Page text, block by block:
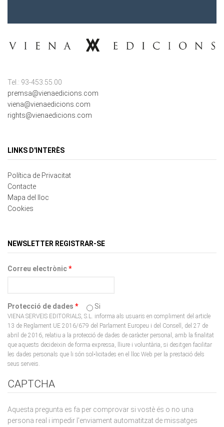
viena@vienaedicions.com
rights@vienaedicions.com
Política de Privacitat
Mapa del lloc
Cookies
Correu electrònic*
VIENA SERVEIS EDITORIALS, S.L. informa als usuaris en compliment del article
13 de Reglament UE 2016/679 del Parlament Europeu i del Consell, del 27 de
abril de 2016, relatiu a la protecció de dades de caràcter personal, amb la finalitat
que aquests decideixin de forma expressa, lliure i voluntària, si desitgen facilitar
les dades personals que li són sol•licitades en el lloc Web per la prestació dels
seus serveis.
CAPTCHA
Aquesta pregunta es fa per comprovar si vostè és o no una
brossa.